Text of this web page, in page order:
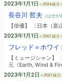
2023年1月1日 ≪満84歳没
長谷川 哲夫 （はせが
【俳優】 〔日本（富
2023年1月1日 ≪満67歳没
フレッド＝ホワイ
【ミュージシャン】
元《Earth, Wind &
2023年1月2日 ≪満97歳